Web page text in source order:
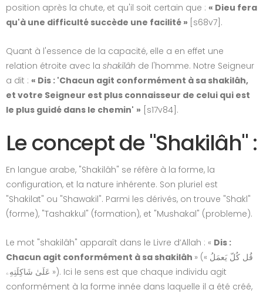
position après la chute, et qu'il soit certain que : « Dieu fera
qu'à une difficulté succède une facilité » [s68v7].
Quant à l'essence de la capacité, elle a en effet une
relation étroite avec la shakilâh de l'homme. Notre Seigneur
a dit : « Dis : 'Chacun agit conformément à sa shakilâh,
et votre Seigneur est plus connaisseur de celui qui est
le plus guidé dans le chemin' » [s17v84].
Le concept de "Shakilâh" :
En langue arabe, "Shakilâh" se réfère à la forme, la
configuration, et la nature inhérente. Son pluriel est
"Shakilat" ou "Shawakil". Parmi les dérivés, on trouve "Shakl"
(forme), "Tashakkul" (formation), et "Mushakal" (probleme).
Le mot "shakilâh" apparaît dans le Livre d’Allah : « Dis :
Chacun agit conformément à sa shakilâh » (« قُل كُلّ يَعمَلُ
عَلَىٰ شَاكِلَتِهِۦ »). Ici le sens est que chaque individu agit
conformément à la forme innée dans laquelle il a été créé,